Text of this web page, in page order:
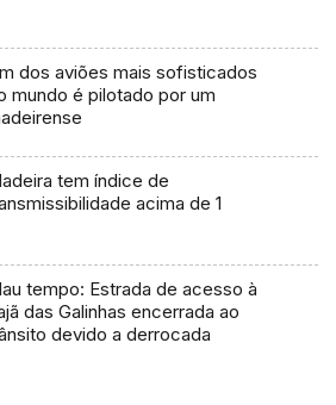
dos aviões mais sofisticados
mundo é pilotado por um
tem índice de
acima de 1
tempo: Estrada de acesso à
das Galinhas encerrada ao
devido a derrocada